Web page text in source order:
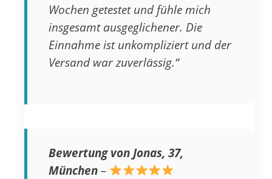
Wochen getestet und fühle mich
insgesamt ausgeglichener. Die
Einnahme ist unkompliziert und der
Versand war zuverlässig.“
Bewertung von Jonas, 37,
München –